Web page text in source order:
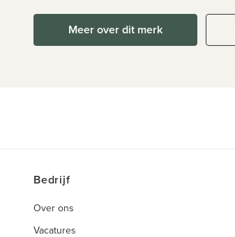
Meer over dit merk
Bedrijf
Over ons
Vacatures